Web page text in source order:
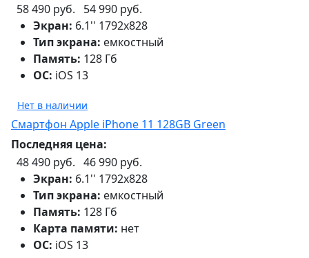
58 490 руб.
54 990 руб.
Экран: 6.1'' 1792x828
Тип экрана: емкостный
Память: 128 Гб
ОС: iOS 13
Нет в наличии
Смартфон Apple iPhone 11 128GB Green
Последняя цена:
48 490 руб. 46 990 руб.
Экран: 6.1'' 1792x828
Тип экрана: емкостный
Память: 128 Гб
Карта памяти: нет
ОС: iOS 13